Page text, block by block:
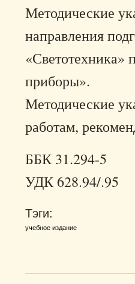
Методические
направления
«Светотехника»
приборы».
Методические
работам,
ББК 31.294-5
УДК 628.94/.95
Тэги:
учебное издание